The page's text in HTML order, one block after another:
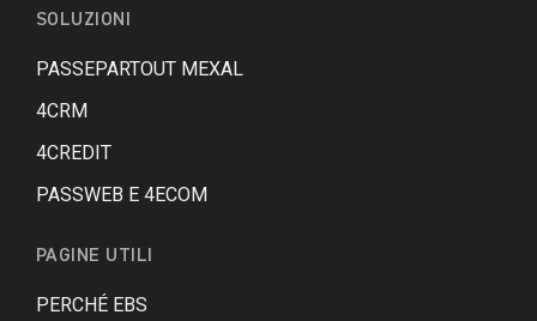
SOLUZIONI
PASSEPARTOUT MEXAL
4CRM
4CREDIT
PASSWEB E 4ECOM
PAGINE UTILI
PERCHÉ EBS